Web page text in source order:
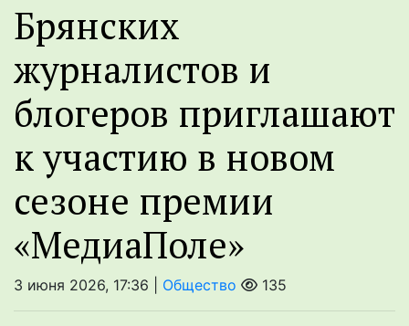
Брянских
журналистов и
блогеров приглашают
к участию в новом
сезоне премии
«МедиаПоле»
3 июня 2026, 17:36 | Общество 135